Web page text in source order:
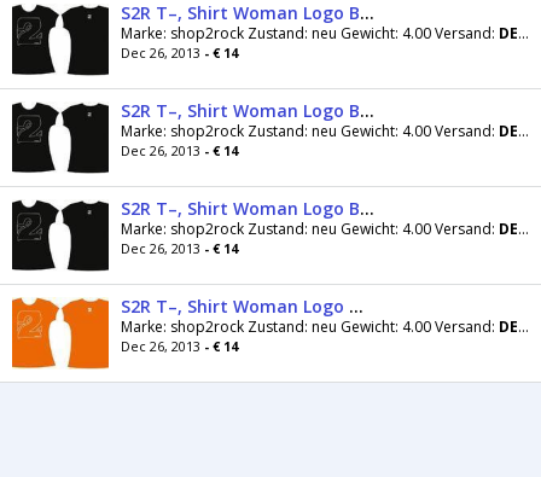
S2R T–, Shirt Woman Logo Black GrÃ¶sse M
Marke: shop2rock Zustand: neu Gewicht: 4.00 Versand: DE
Dec 26, 2013 - € 14
S2R T–, Shirt Woman Logo Black GrÃ¶sse S
Marke: shop2rock Zustand: neu Gewicht: 4.00 Versand: DE
Dec 26, 2013 - € 14
S2R T–, Shirt Woman Logo Black GrÃ¶sse XL
Marke: shop2rock Zustand: neu Gewicht: 4.00 Versand: DE
Dec 26, 2013 - € 14
S2R T–, Shirt Woman Logo Orange GrÃ¶sse L
Marke: shop2rock Zustand: neu Gewicht: 4.00 Versand: DE
Dec 26, 2013 - € 14